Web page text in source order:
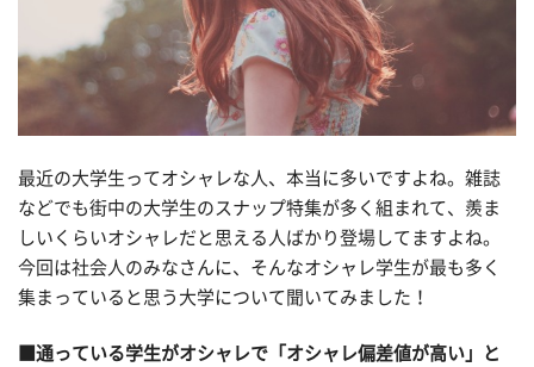
最近の大学生ってオシャレな人、本当に多いですよね。雑誌
などでも街中の大学生のスナップ特集が多く組まれて、羨ま
しいくらいオシャレだと思える人ばかり登場してますよね。
今回は社会人のみなさんに、そんなオシャレ学生が最も多く
集まっていると思う大学について聞いてみました！
■通っている学生がオシャレで「オシャレ偏差値が高い」と